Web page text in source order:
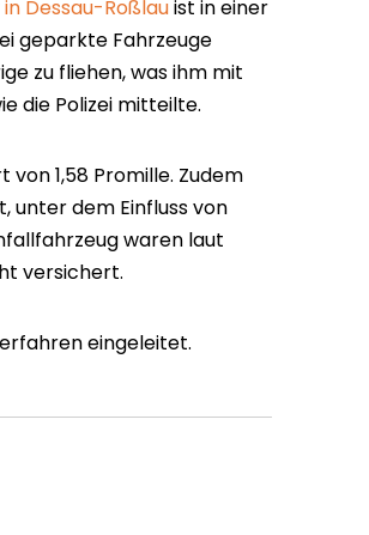
Dessau-Roßlauist in einer
geparkte Fahrzeuge
zu fliehen, was ihm mit
die Polizei mitteilte.
1,58 Promille. Zudem
unter dem Einfluss von
waren laut
versichert.
eingeleitet.